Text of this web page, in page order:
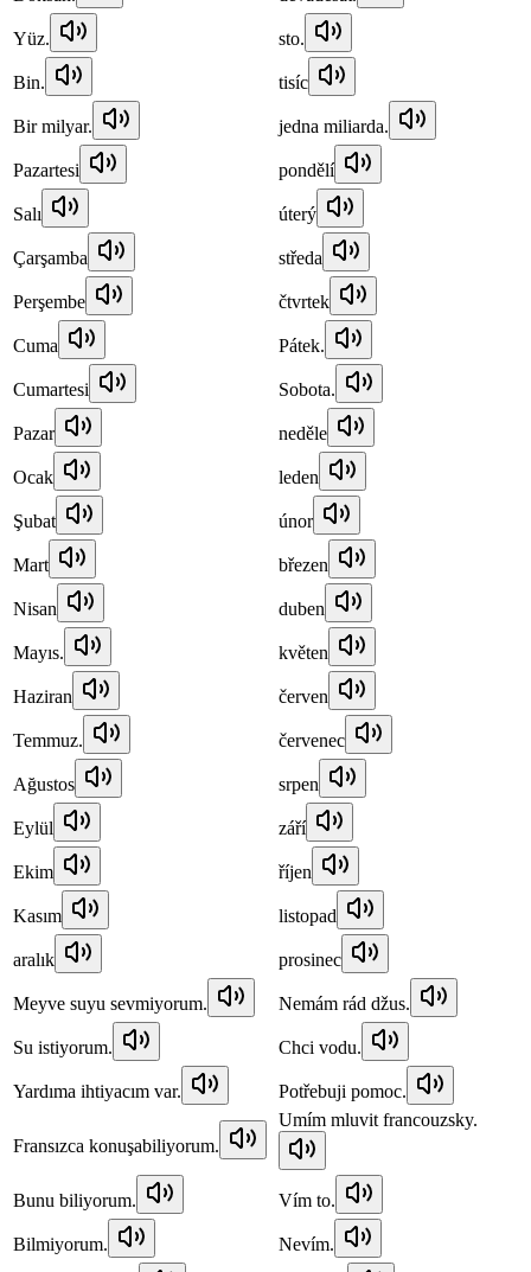
Yüz. sto.
Bin. tisíc
Bir milyar. jedna miliarda.
Pazartesi pondělí
Salı úterý
Çarşamba středa
Perşembe čtvrtek
Cuma Pátek.
Cumartesi Sobota.
Pazar neděle
Ocak leden
Şubat únor
Mart březen
Nisan duben
Mayıs. květen
Haziran červen
Temmuz. červenec
Ağustos srpen
Eylül září
Ekim říjen
Kasım listopad
aralık prosinec
Meyve suyu sevmiyorum. Nemám rád džus.
Su istiyorum. Chci vodu.
Yardıma ihtiyacım var. Potřebuji pomoc.
Fransızca konuşabiliyorum.
Umím mluvit francouzsky.
Bunu biliyorum. Vím to.
Bilmiyorum. Nevím.